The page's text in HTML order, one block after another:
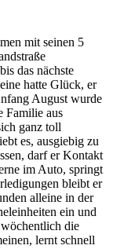
mit seinen 5
das nächste
hatte Glück, er
August wurde
Familie aus
ganz toll
es, ausgiebig zu
darf er Kontakt
im Auto, springt
bleibt er
alleine in der
ein und
die
lernt schnell